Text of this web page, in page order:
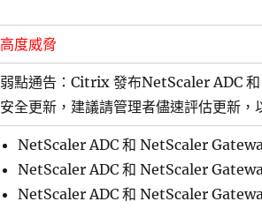
高度威脅
弱點通告：Citrix 發布NetScaler ADC
安全更新，建議請管理者儘速評估更新，
NetScaler ADC 和 NetScaler
NetScaler ADC 和 NetScaler
NetScaler ADC 和 NetScaler